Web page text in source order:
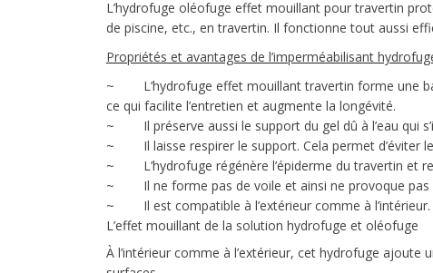
L’hydrofuge oléofuge effet mouillant pour travertin
de piscine, etc., en travertin. Il fonctionne tout aussi
Propriétés et avantages de l’imperméabilisant
~ L’hydrofuge effet mouillant travertin forme une
ce qui facilite l’entretien et augmente la longévité.
~ Il préserve aussi le support du gel dû à l’eau qui
~ Il laisse respirer le support. Cela permet d’éviter
~ L’hydrofuge régénère l’épiderme du travertin et
~ Il ne forme pas de voile et ainsi ne provoque pas
~ Il est compatible à l’extérieur comme à l’intérieur.
L’effet mouillant de la solution hydrofuge et oléofuge
À l’intérieur comme à l’extérieur, cet hydrofuge